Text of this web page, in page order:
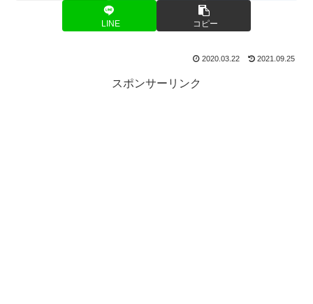
LINE コピー
2020.03.22 2021.09.25
スポンサーリンク